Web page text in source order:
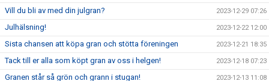
Vill du bli av med din julgran? 2023-12-29 07:26
Julhälsning! 2023-12-22 12:00
Sista chansen att köpa gran och stötta föreningen 2023-12-21 18:35
Tack till er alla som köpt gran av oss i helgen! 2023-12-18 07:23
Granen står så grön och grann i stugan! 2023-12-13 11:08